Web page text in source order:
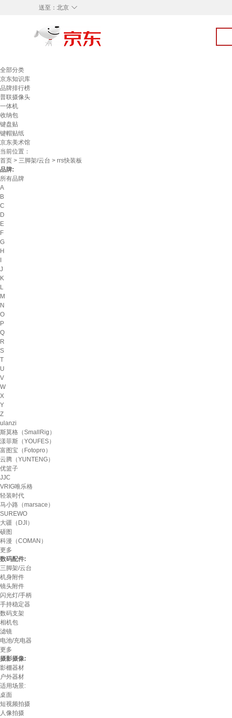
◇
送至： 北京
全部分类
京东知识库
品牌排行榜
普联摄像头
一体机
收纳包
键盘贴
键帽贴纸
京东美术馆
当前位置：
首页 > 三脚架/云台 > rrs快装板
品牌:
所有品牌
A
B
C
D
E
F
G
H
J
K
L
M
N
O
P
Q
R
S
T
U
V
W
X
Y
Z
ulanzi
斯莫格（SmallRig）
漾菲斯（YOUFES）
富图宝（Fotopro）
云腾（YUNTENG）
优篮子
JJC
VRIG唯乐格
轻装时代
马小路（marsace）
SUREWO
大疆（DJI）
硕图
科漫（COMAN）
更多
数码配件:
三脚架/云台
机身附件
镜头附件
闪光灯/手柄
手持稳定器
数码支架
相机包
滤镜
电池/充电器
更多
摄影摄像:
影棚器材
户外器材
适用场景:
桌面
短视频拍摄
人像拍摄